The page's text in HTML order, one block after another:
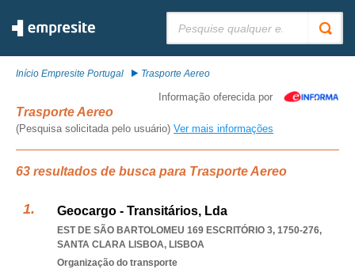
Início Empresite Portugal Trasporte Aereo
Informação oferecida por
Trasporte Aereo
(Pesquisa solicitada pelo usuário) Ver mais informações
63 resultados de busca para Trasporte Aereo
Geocargo - Transitários, Lda
EST DE SÃO BARTOLOMEU 169 ESCRITÓRIO 3, 1750-276,
SANTA CLARA LISBOA, LISBOA
Organização do transporte